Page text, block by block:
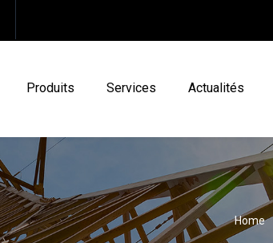
Produits Services Actualités
Home